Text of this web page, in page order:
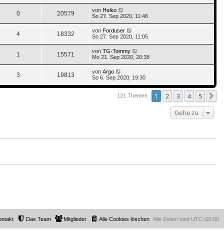
0 20579 von Heiko
So 27. Sep 2020, 11:46
4 18332 von Forduser
So 27. Sep 2020, 11:05
1 15571 von TG-Tommy
Mo 21. Sep 2020, 20:38
3 19813 von Argo
So 6. Sep 2020, 19:30
121 Themen 1 2 3 4 5
Gehe zu
Alle Zeiten sind UTC+02:00
Alle Cookies löschen
Mitglieder
Das Team